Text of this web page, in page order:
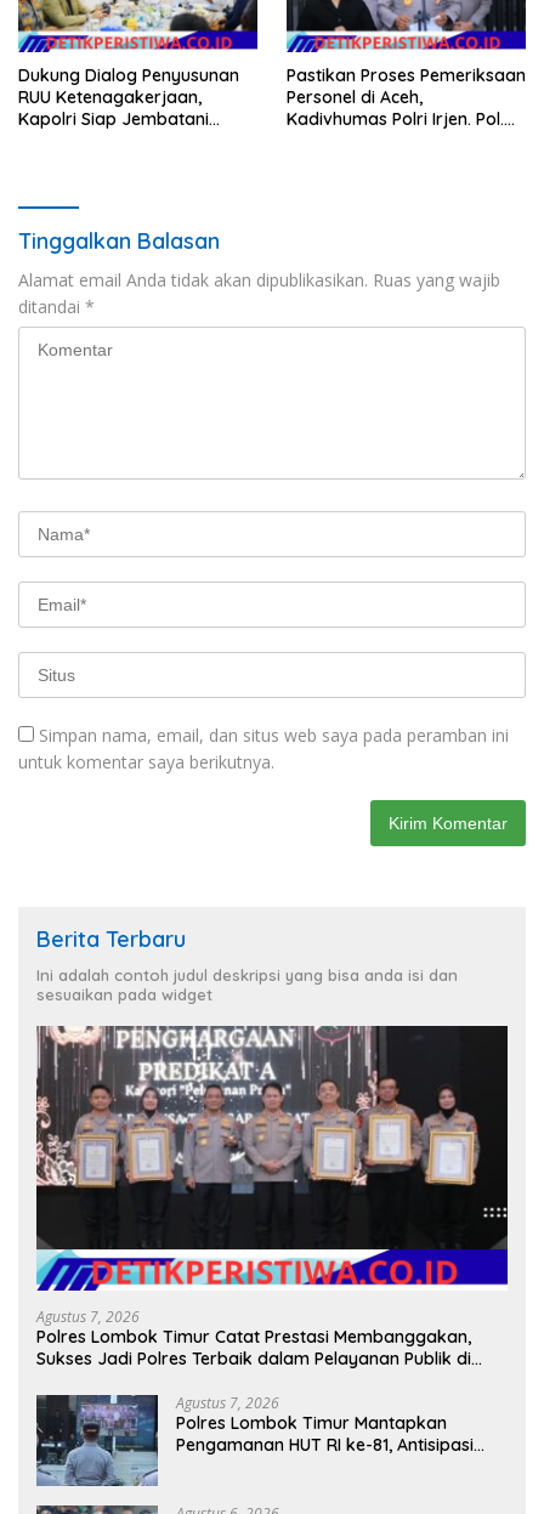
Dukung Dialog Penyusunan
RUU Ketenagakerjaan,
Kapolri Siap Jembatani
Pastikan Proses Pemeriksaan
Personel di Aceh,
Kadivhumas Polri Irjen. Pol.
Tinggalkan Balasan
Alamat email Anda tidak akan dipublikasikan. Ruas yang wajib
ditandai *
Simpan nama, email, dan situs web saya pada peramban ini
untuk komentar saya berikutnya.
Berita Terbaru
Ini adalah contoh judul deskripsi yang bisa anda isi dan
sesuaikan pada widget
Agustus 7, 2026
Polres Lombok Timur Catat Prestasi Membanggakan,
Sukses Jadi Polres Terbaik dalam Pelayanan Publik di
Agustus 7, 2026
Polres Lombok Timur Mantapkan
Pengamanan HUT RI ke-81, Antisipasi